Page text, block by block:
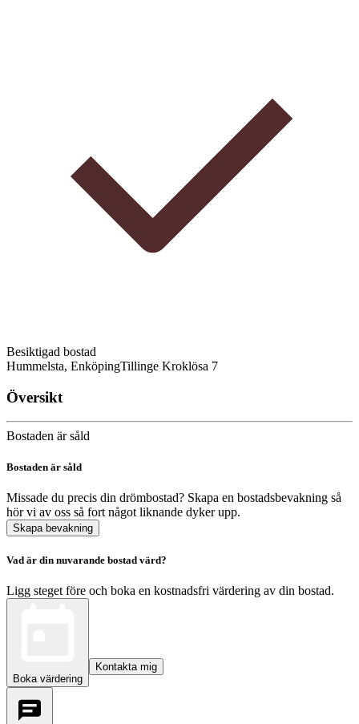
Besiktigad bostad
Hummelsta, EnköpingTillinge Kroklösa 7
Översikt
Bostaden är såld
Bostaden är såld
Missade du precis din drömbostad? Skapa en bostadsbevakning så
hör vi av oss så fort något liknande dyker upp.
Skapa bevakning
Vad är din nuvarande bostad värd?
Ligg steget före och boka en kostnadsfri värdering av din bostad.
Boka värdering
Kontakta mig